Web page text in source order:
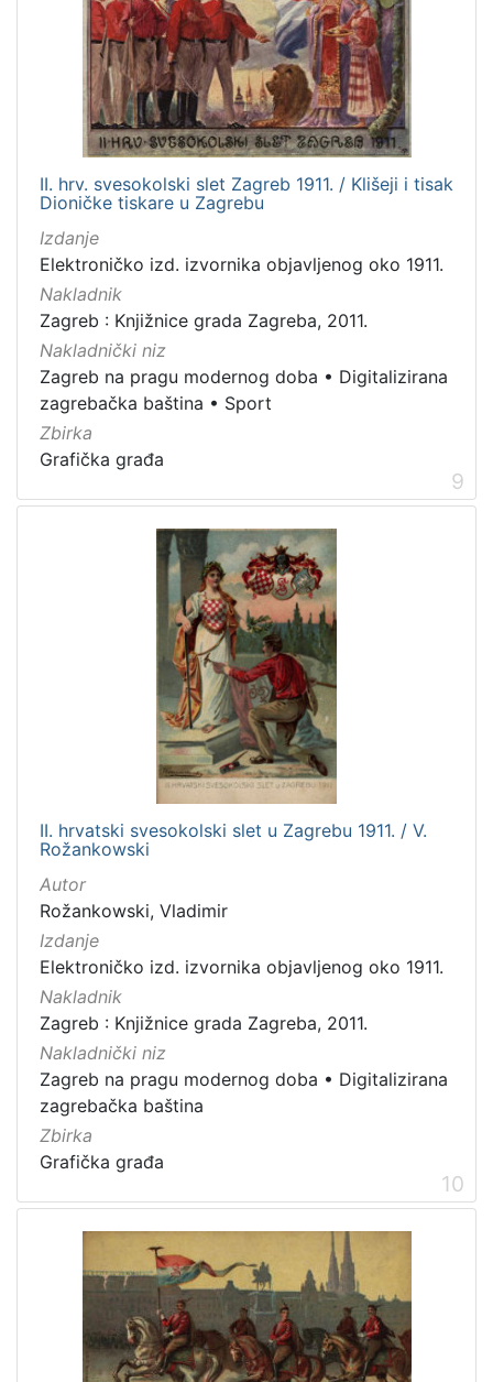
II. hrv. svesokolski slet Zagreb 1911. / Klišeji i tisak
Dioničke tiskare u Zagrebu
Izdanje
Elektroničko izd. izvornika objavljenog oko 1911.
Nakladnik
Zagreb : Knjižnice grada Zagreba, 2011.
Nakladnički niz
Zagreb na pragu modernog doba • Digitalizirana
zagrebačka baština • Sport
Zbirka
Grafička građa
9
II. hrvatski svesokolski slet u Zagrebu 1911. / V.
Rožankowski
Autor
Rožankowski, Vladimir
Izdanje
Elektroničko izd. izvornika objavljenog oko 1911.
Nakladnik
Zagreb : Knjižnice grada Zagreba, 2011.
Nakladnički niz
Zagreb na pragu modernog doba • Digitalizirana
zagrebačka baština
Zbirka
Grafička građa
10